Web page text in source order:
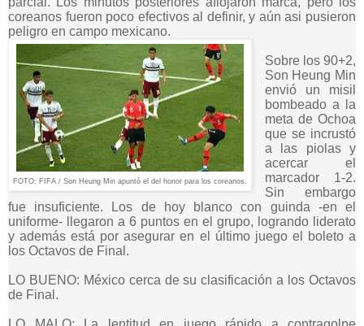
coreanos fueron poco efectivos al definir, y aún asi pusieron
peligro en campo mexicano.
FOTO: FIFA / Son Heung Min apuntó el del honor para los coreanos.
Sobre los 90+2,
Son Heung Min
envió un misil
bombeado a la
meta de Ochoa
que se incrustó
a las piolas y
acercar el
marcador 1-2.
Sin embargo
fue insuficiente. Los de hoy blanco con guinda -en el
uniforme- llegaron a 6 puntos en el grupo, logrando liderato
y además está por asegurar en el último juego el boleto a
los Octavos de Final.
LO BUENO: México cerca de su clasificación a los Octavos
de Final.